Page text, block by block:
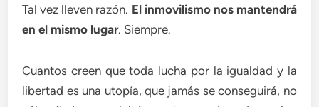
Tal vez lleven razón. El inmovilismo nos mantendrá
en el mismo lugar. Siempre.
Cuantos creen que toda lucha por la igualdad y la
libertad es una utopía, que jamás se conseguirá, no